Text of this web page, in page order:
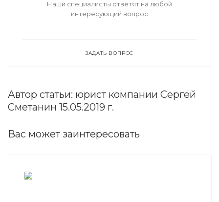
Наши специалисты ответят на любой
интересующий вопрос
ЗАДАТЬ ВОПРОС
Автор статьи: юрист компании Сергей
Сметанин 15.05.2019 г.
Вас может заинтересовать